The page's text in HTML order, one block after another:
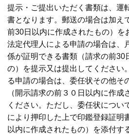
提示・ご提出いただく書類は、運
書となります。郵送の場合は加え
前30日以内に作成されたもの）を
法定代理人による申請の場合は、
係が証明できる書類（請求の前30
の）を提示又は提出してください
る申請の場合は、委任状その他そ
（開示請求の前３０日以内に作成
ください。ただし、委任状につい
により押印した上で印鑑登録証明
以内に作成されたもの）を添付す